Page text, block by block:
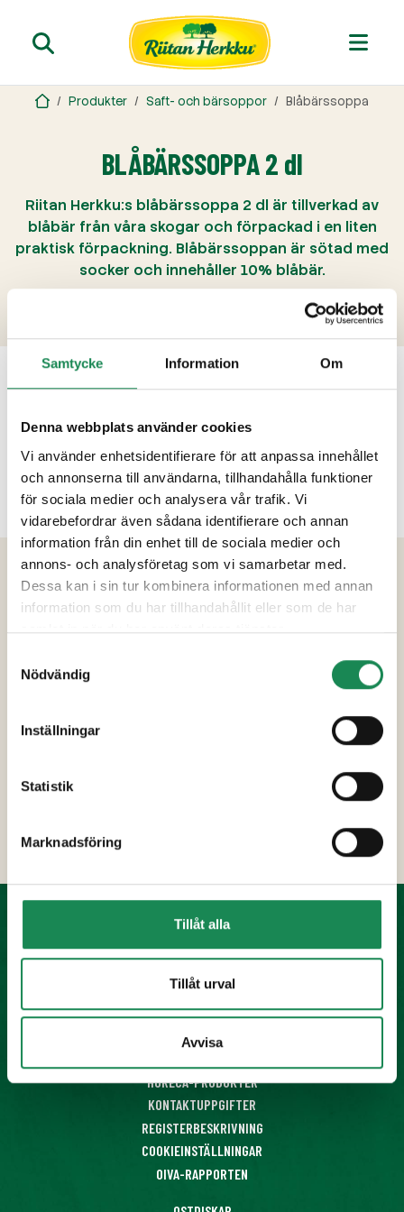
Samtycke Information Om
Denna webbplats använder cookies
Vi använder enhetsidentifierare för att anpassa innehållet
och annonserna till användarna, tillhandahålla funktioner
för sociala medier och analysera vår trafik. Vi
vidarebefordrar även sådana identifierare och annan
information från din enhet till de sociala medier och
annons- och analysföretag som vi samarbetar med.
Dessa kan i sin tur kombinera informationen med annan
information som du har tillhandahållit eller som de har
samlat in när du har använt deras tjänster.
Nödvändig
Inställningar
Statistik
Marknadsföring
Tillåt alla
Tillåt urval
Avvisa
Produkter Saft- och bärsoppor Blåbärssoppa
BLÅBÄRSSOPPA 2 dl
Riitan Herkku:s blåbärssoppa 2 dl är tillverkad av
blåbär från våra skogar och förpackad i en liten
praktisk förpackning. Blåbärssoppan är sötad med
socker och innehåller 10% blåbär.
Soppan är fri från konserveringsmedel.
PRODUKTINFORMATION
förtjockningsmedel (modifierad majsstärkelse
och äppelsyra).
Förpackningsstorlekar
Ytterligare uppgifter
KONDITORIPRODUKTER
FÄRDIGMAT
DESSERTER
SAFT- OCH BÄRSOPPOR
HORECA-PRODUKTER
KONTAKTUPPGIFTER
REGISTERBESKRIVNING
COOKIEINSTÄLLNINGAR
OIVA-RAPPORTEN